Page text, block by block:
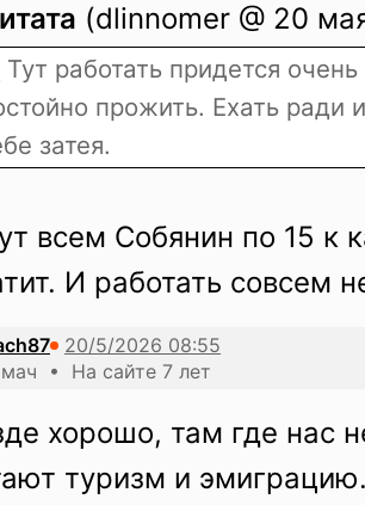
(dlinnomer @ 20
Тут работать придется
прожить. Ехать ради
затея.
всем Собянин по 15 к
И работать совсем
• На сайте 7 лет
хорошо, там где нас
туризм и